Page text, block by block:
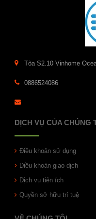
Tòa S2.10 Vinhome
0886524086
DỊCH VỤ CỦA CHÚNG
Điều khoản sử dụng
Điều khoản giao dịch
Dịch vụ tiện ích
Quyền sở hữu trí tuệ